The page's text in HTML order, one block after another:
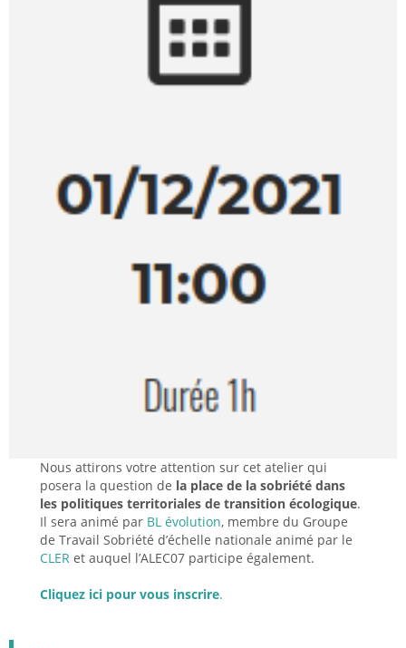
Nous attirons votre attention sur cet atelier qui
posera la question de la place de la sobriété dans
les politiques territoriales de transition écologique.
Il sera animé par BL évolution, membre du Groupe
de Travail Sobriété d’échelle nationale animé par le
CLER et auquel l’ALEC07 participe également.
Cliquez ici pour vous inscrire.